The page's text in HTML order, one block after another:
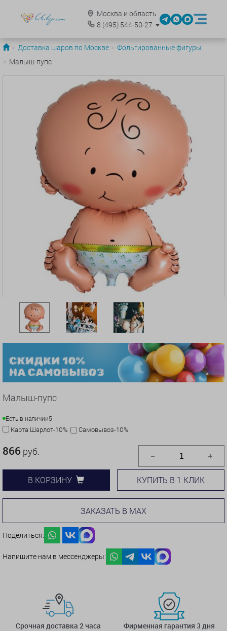
Москва и область
8 (495)544-50-27
Доставка шаров по Москве
Фольгированные фигуры
Малыш-пупс
Малыш-пупс
Есть в наличии5
Карта Шарлот-10% Самовывоз-10%
866 руб.
В КОРЗИНУ КУПИТЬ В 1 КЛИК
ЗАКАЗАТЬ В MAX
Поделиться:
Напишите нам в мессенджеры:
Срочная доставка 2 часа
Фирменная гарантия 3 дня